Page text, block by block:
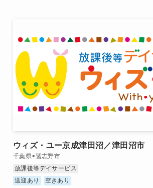
ウィズ・ユー京成津田沼／津田沼市
千葉県>習志野市
放課後等デイサービス
送迎あり
空きあり